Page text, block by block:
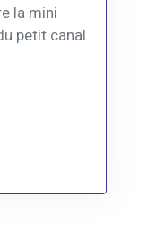
la mini
petit canal